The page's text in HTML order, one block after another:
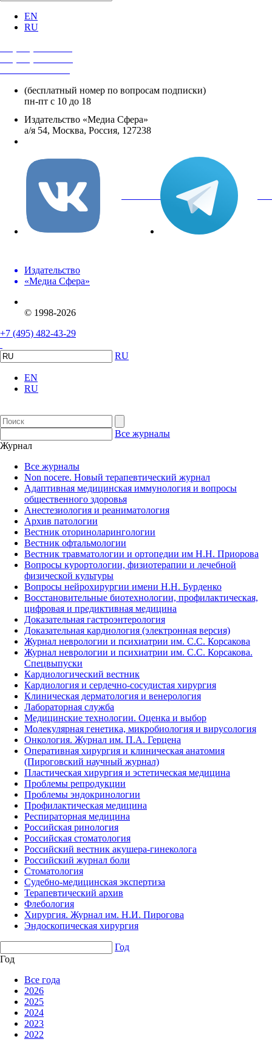
EN
RU
(бесплатный номер по вопросам подписки)
пн-пт с 10 до 18
Издательство «Медиа Сфера»
а/я 54, Москва, Россия, 127238
вКонтакте
Издательство
«Медиа Сфера»
© 1998-2026
+7 (495) 482-43-29
RU
EN
RU
Все журналы
Журнал
Все журналы
Non nocere. Новый терапевтический журнал
Адаптивная медицинская иммунология и вопросы
общественного здоровья
Анестезиология и реаниматология
Архив патологии
Вестник оториноларингологии
Вестник офтальмологии
Вестник травматологии и ортопедии им Н.Н. Приорова
Вопросы курортологии, физиотерапии и лечебной
физической культуры
Вопросы нейрохирургии имени Н.Н. Бурденко
Восстановительные биотехнологии, профилактическая,
цифровая и предиктивная медицина
Доказательная гастроэнтерология
Доказательная кардиология (электронная версия)
Журнал неврологии и психиатрии им. С.С. Корсакова
Журнал неврологии и психиатрии им. С.С. Корсакова.
Спецвыпуски
Кардиологический вестник
Кардиология и сердечно-сосудистая хирургия
Клиническая дерматология и венерология
Лабораторная служба
Медицинские технологии. Оценка и выбор
Молекулярная генетика, микробиология и вирусология
Онкология. Журнал им. П.А. Герцена
Оперативная хирургия и клиническая анатомия
(Пироговский научный журнал)
Пластическая хирургия и эстетическая медицина
Проблемы репродукции
Проблемы эндокринологии
Профилактическая медицина
Респираторная медицина
Российская ринология
Российская стоматология
Российский вестник акушера-гинеколога
Российский журнал боли
Стоматология
Судебно-медицинская экспертиза
Терапевтический архив
Флебология
Хирургия. Журнал им. Н.И. Пирогова
Эндоскопическая хирургия
Год
Год
Все года
2026
2025
2024
2023
2022